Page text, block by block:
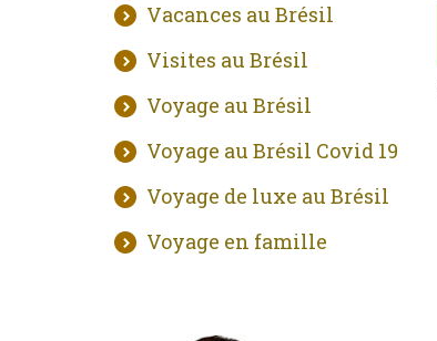
Vacances au Brésil
Visites au Brésil
Voyage au Brésil
Voyage au Brésil Covid 19
Voyage de luxe au Brésil
Voyage en famille